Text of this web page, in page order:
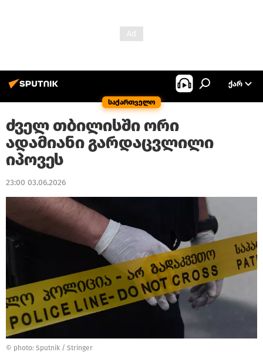
საქართველო
ᲥᲐᲠ
ძველ თბილისში ორი
ადამიანი გარდაცვლილი
იპოვეს
23:00 03.06.2026
© photo: Sputnik / Stringer